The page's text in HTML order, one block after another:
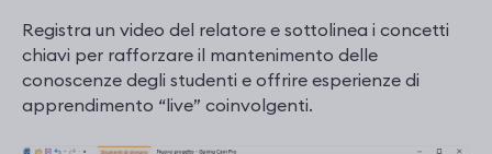
Registra un video del relatore e sottolinea i concetti
chiavi per rafforzare il mantenimento delle
conoscenze degli studenti e offrire esperienze di
apprendimento “live” coinvolgenti.